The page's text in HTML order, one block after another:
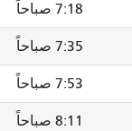
7:35 صباحاً
7:53 صباحاً
8:12 صباحاً
8:31 صباحاً